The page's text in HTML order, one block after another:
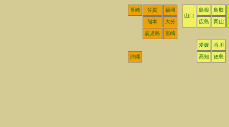
長崎 佐賀
福岡
山口
島根
鳥取
熊本
大分 広島 岡山
鹿児島 宮崎
愛媛 香川
沖縄 高知 徳島